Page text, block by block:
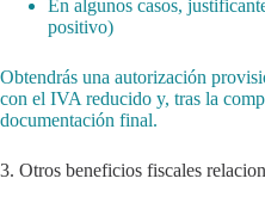
En algunos casos,
positivo)
Obtendrás una autorización
con el IVA reducido y, tras la
documentación final.
3. Otros beneficios fiscales